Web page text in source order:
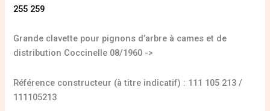
255 259
Grande clavette pour pignons d’arbre à cames et de
distribution Coccinelle 08/1960 ->
Référence constructeur (à titre indicatif) : 111 105 213 /
111105213